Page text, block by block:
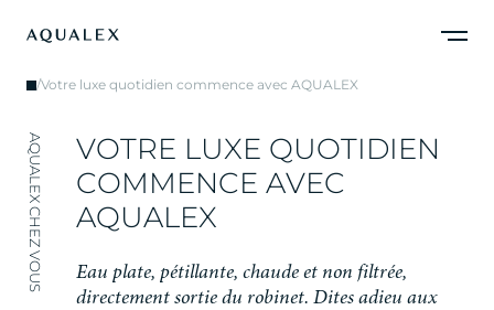
/Votre luxe quotidien commence avec AQUALEX
AQUALEX CHEZ VOUS VOTRE LUXE QUOTIDIEN
COMMENCE AVEC
AQUALEX
Eau plate, pétillante, chaude et non filtrée,
directement sortie du robinet. Dites adieu aux